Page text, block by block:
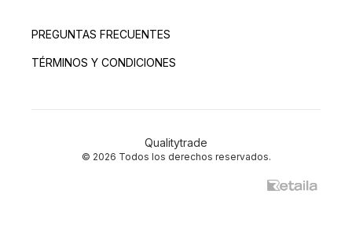
PREGUNTAS FRECUENTES
TÉRMINOS Y CONDICIONES
Qualitytrade
© 2026 Todos los derechos reservados.